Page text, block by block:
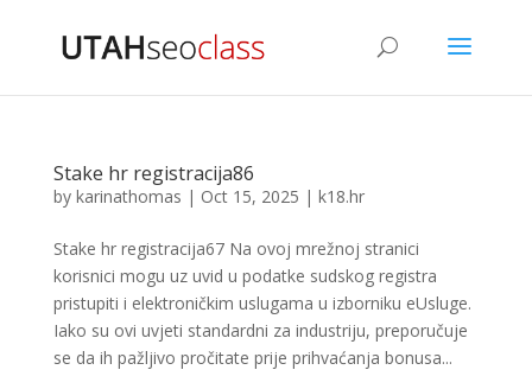
Stake hr registracija86
by karinathomas | Oct 15, 2025 | k18.hr
Stake hr registracija67 Na ovoj mrežnoj stranici
korisnici mogu uz uvid u podatke sudskog registra
pristupiti i elektroničkim uslugama u izborniku eUsluge.
Iako su ovi uvjeti standardni za industriju, preporučuje
se da ih pažljivo pročitate prije prihvaćanja bonusa...